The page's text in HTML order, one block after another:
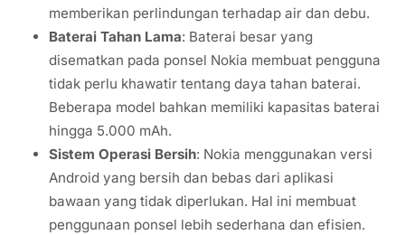
memberikan perlindungan terhadap air dan debu.
Baterai Tahan Lama: Baterai besar yang
disematkan pada ponsel Nokia membuat pengguna
tidak perlu khawatir tentang daya tahan baterai.
Beberapa model bahkan memiliki kapasitas baterai
hingga 5.000 mAh.
Sistem Operasi Bersih: Nokia menggunakan versi
Android yang bersih dan bebas dari aplikasi
bawaan yang tidak diperlukan. Hal ini membuat
penggunaan ponsel lebih sederhana dan efisien.